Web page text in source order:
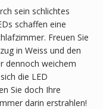
sein schlichtes
schaffen eine
Freuen Sie
in Weiss und den
dennoch weichem
die LED
Sie doch Ihre
darin erstrahlen!